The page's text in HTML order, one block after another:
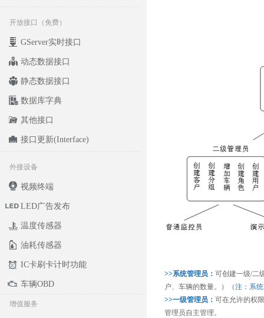
开放接口（免费）
GServer实时接口
动态数据接口
静态数据接口
数据库字典
其他接口
接口更新(Interface)
外接设备
视频终端
LED广告发布
温度传感器
油耗传感器
IC卡刷卡计时功能
车辆OBD
增值服务
>>系统管理员： 可创建一级/二
户、车辆的数量。）
（注：系
>>一级管理员： 可在允许的权
管理员自主管理。